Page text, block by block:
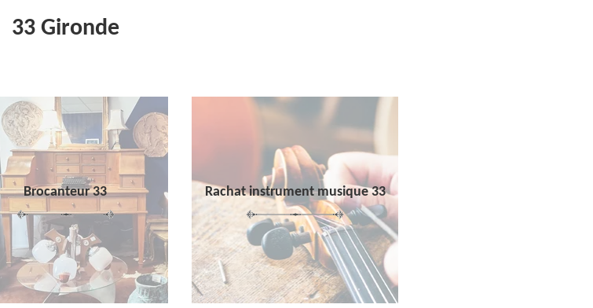
33 Gironde
Brocanteur 33 Rachat instrument musique 33